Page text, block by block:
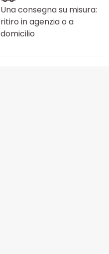
Una consegna su misura:
ritiro in agenzia o a
domicilio